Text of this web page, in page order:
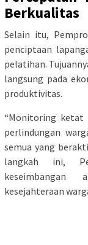
Berkualitas
Selain itu,
penciptaan
pelatihan.
langsung pada
produktivitas.
“Monitoring ketat
perlindungan
semua yang
langkah ini,
keseimbangan
kesejahteraan